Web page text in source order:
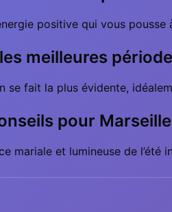
positive qui vous pousse
meilleures
se fait la plus évidente,
pour
mariale et lumineuse de